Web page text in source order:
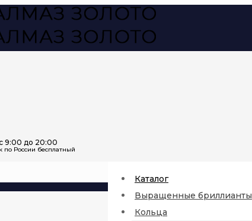
Каталог
Выращенные бриллианты
Кольца